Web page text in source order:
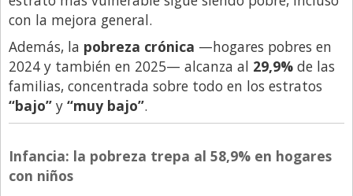
con la mejora general.
Además, la pobreza crónica —hogares pobres en
2024 y también en 2025— alcanza al 29,9% de las
familias, concentrada sobre todo en los estratos
“bajo” y “muy bajo”.
Infancia: la pobreza trepa al 58,9% en hogares
con niños